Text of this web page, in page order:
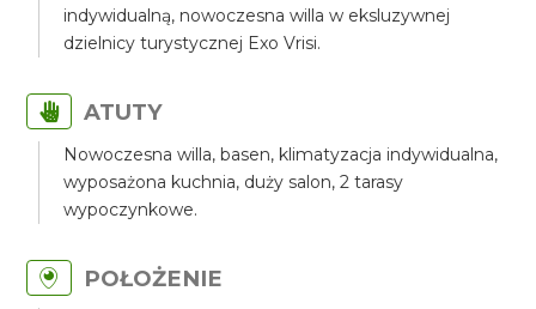
indywidualną, nowoczesna willa w eksluzywnej
dzielnicy turystycznej Exo Vrisi.
ATUTY
Nowoczesna willa, basen, klimatyzacja indywidualna,
wyposażona kuchnia, duży salon, 2 tarasy
wypoczynkowe.
POŁOŻENIE